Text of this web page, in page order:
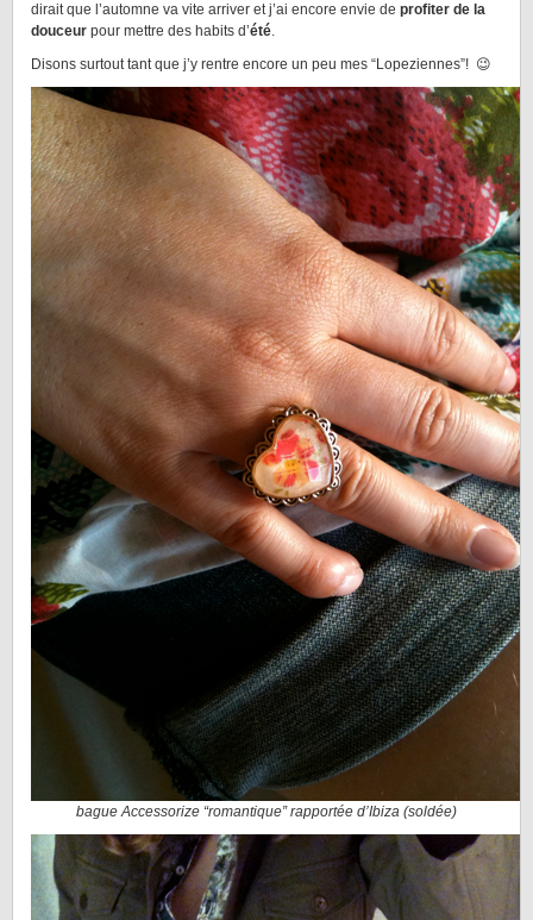
dirait que l’automne va vite arriver et j’ai encore envie de profiter de la
douceur pour mettre des habits d’été.
Disons surtout tant que j’y rentre encore un peu mes “Lopeziennes”! 😉
bague Accessorize “romantique” rapportée d’Ibiza (soldée)